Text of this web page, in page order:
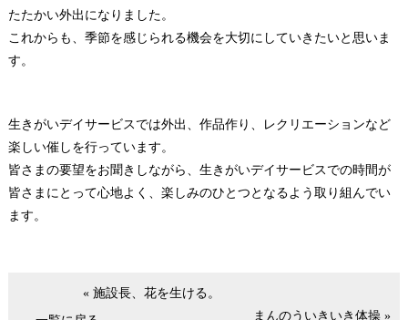
たたかい外出になりました。
これからも、季節を感じられる機会を大切にしていきたいと思いま
す。
生きがいデイサービスでは外出、作品作り、レクリエーションなど
楽しい催しを行っています。
皆さまの要望をお聞きしながら、生きがいデイサービスでの時間が
皆さまにとって心地よく、楽しみのひとつとなるよう取り組んでい
ます。
« 施設長、花を生ける。
まんのういきいき体操 »